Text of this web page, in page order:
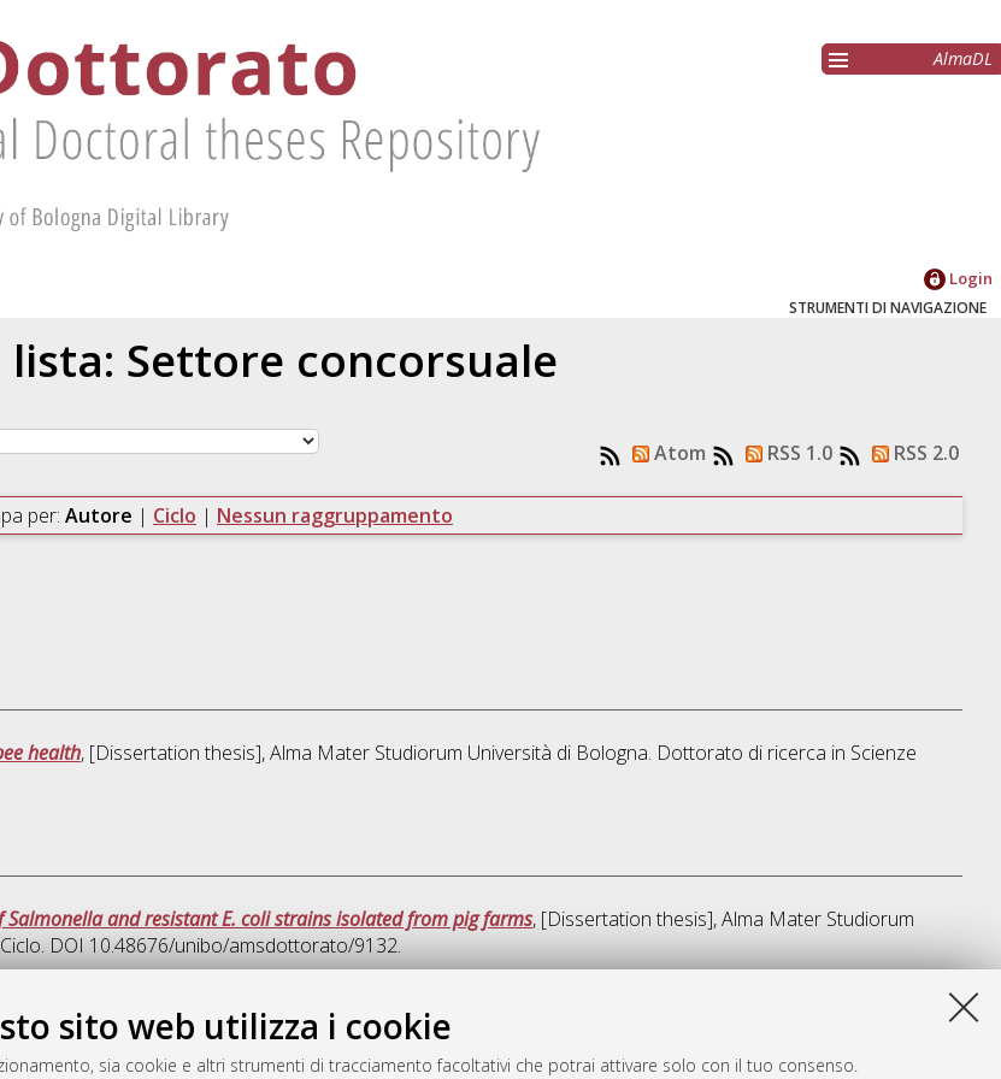
sito web utilizza i cookie
sia cookie e altri strumenti di tracciamento facoltativi che potrai attivare solo con il tuo consenso.
AlmaDL
Login
STRUMENTI DI NAVIGAZIONE
lista: Settore concorsuale
Atom RSS 1.0 RSS 2.0
per: Autore | Ciclo | Nessun raggruppamento
health, [Dissertation thesis], Alma Mater Studiorum Università di Bologna. Dottorato di ricerca in Scienze
and resistant E. coli strains isolated from pig farms, [Dissertation thesis], Alma Mater Studiorum
DOI 10.48676/unibo/amsdottorato/9132.
Questa lista e' stata generata il Sat Aug 8 20:39:15 2026 CEST.